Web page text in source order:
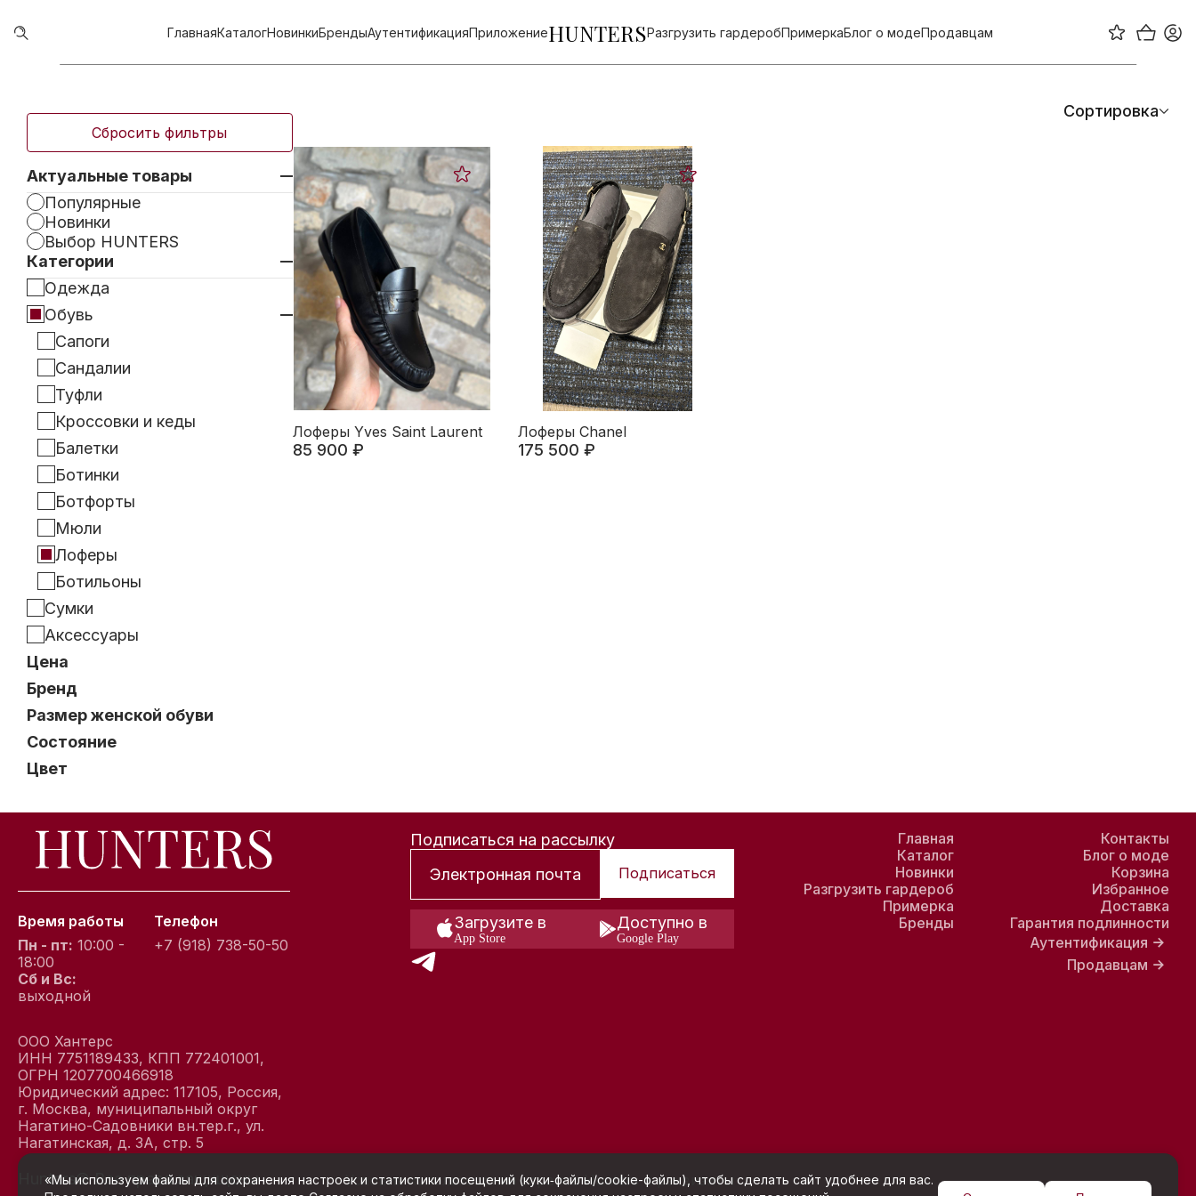
ГлавнаяКаталогНовинкиБрендыАутентификацияПриложениеHUNTERSРазгрузить гардеробПримеркаБлог о модеПродавцам
Сбросить фильтры
Актуальные товары
Популярные
Новинки
Выбор HUNTERS
Категории
Одежда
Обувь
Сапоги
Сандалии
Туфли
Кроссовки и кеды
Балетки
Ботинки
Ботфорты
Мюли
Лоферы
Ботильоны
Босоножки
Сабо
Эспадрильи
Шлепанцы
Сумки
Аксессуары
Цена
Бренд
Размер женской обуви
Состояние
Цвет
Сортировка
Лоферы Yves Saint Laurent
85 900 ₽
Лоферы Chanel
175 500 ₽
Время работы
Пн - пт: 10:00 -
18:00
Сб и Вс:
выходной
Телефон
+7 (918) 738-50-50
ООО Хантерс
ИНН 7751189433, КПП 772401001,
ОГРН 1207700466918
Юридический адрес: 117105, Россия,
г. Москва, муниципальный округ
Нагатино-Садовники вн.тер.г., ул.
Нагатинская, д. 3А, стр. 5
Hunters© Все права защищены
Подписаться на рассылку
Подписаться
Загрузите в
App Store
Доступно в
Google Play
Условия использования сервиса Hunters и реквизиты
Главная
Каталог
Новинки
Разгрузить гардероб
Примерка
Бренды
Контакты
Блог о моде
Корзина
Избранное
Доставка
Гарантия подлинности
Аутентификация
Продавцам
«Мы используем файлы для сохранения настроек и статистики посещений (куки‑файлы/cookie-файлы), чтобы сделать сайт удобнее для вас.